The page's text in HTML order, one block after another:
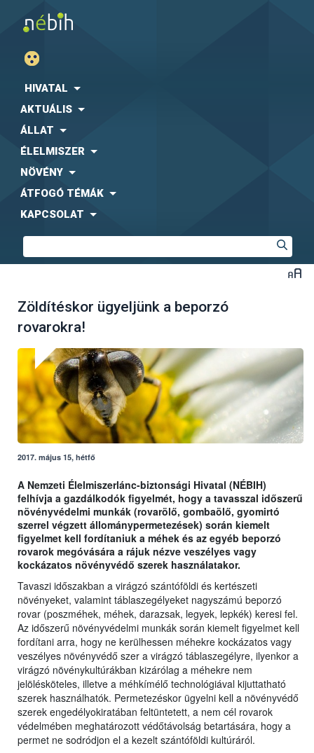
HIVATAL
AKTUÁLIS
ÁLLAT
ÉLELMISZER
NÖVÉNY
ÁTFOGÓ TÉMÁK
KAPCSOLAT
Zöldítéskor ügyeljünk a beporzó
rovarokra!
2017. május 15, hétfő
A Nemzeti Élelmiszerlánc-biztonsági Hivatal (NÉBIH)
felhívja a gazdálkodók figyelmét, hogy a tavasszal időszerű
növényvédelmi munkák (rovarölő, gombaölő, gyomirtó
szerrel végzett állománypermetezések) során kiemelt
figyelmet kell fordítaniuk a méhek és az egyéb beporzó
rovarok megóvására a rájuk nézve veszélyes vagy
kockázatos növényvédő szerek használatakor.
Tavaszi időszakban a virágzó szántóföldi és kertészeti
növényeket, valamint táblaszegélyeket nagyszámú beporzó
rovar (poszméhek, méhek, darazsak, legyek, lepkék) keresi fel.
Az időszerű növényvédelmi munkák során kiemelt figyelmet kell
fordítani arra, hogy ne kerülhessen méhekre kockázatos vagy
veszélyes növényvédő szer a virágzó táblaszegélyre, ilyenkor a
virágzó növénykultúrákban kizárólag a méhekre nem
jelölésköteles, illetve a méhkímélő technológiával kijuttatható
szerek használhatók. Permetezéskor ügyelni kell a növényvédő
szerek engedélyokiratában feltüntetett, a nem cél rovarok
védelmében meghatározott védőtávolság betartására, hogy a
permet ne sodródjon el a kezelt szántóföldi kultúráról.